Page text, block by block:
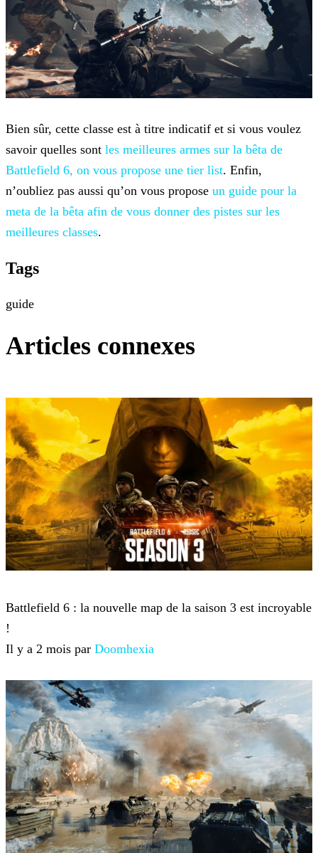
Bien sûr, cette classe est à titre indicatif et si vous voulez
savoir quelles sont les meilleures armes sur la bêta de
Battlefield 6, on vous propose une tier list. Enfin,
n’oubliez pas aussi qu’on vous propose un guide pour la
meta de la bêta afin de vous donner des pistes sur les
meilleures classes.
Tags
guide
Articles connexes
Battlefield 6 : la nouvelle map de la saison 3 est incroyable
!
Il y a 2 mois par Doomhexia